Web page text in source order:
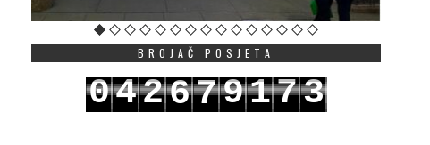
BROJAČ POSJETA
042679173